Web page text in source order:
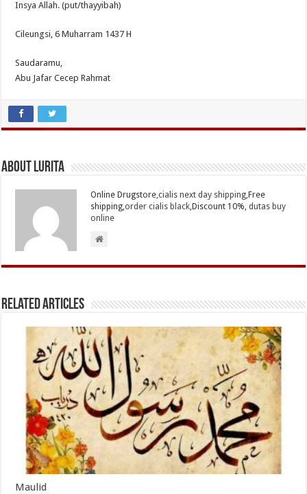
Insya Allah. (put/thayyibah)
Cileungsi, 6 Muharram 1437 H
Saudaramu,
Abu Jafar Cecep Rahmat
About Lurita
Online Drugstore,cialis next day shipping,Free
shipping,order cialis black,Discount 10%,dutas buy
online
Related Articles
Maulid